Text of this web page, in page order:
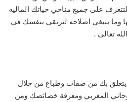
على جميع مناحي حياتك الماليه
وما ينبغي اصلاحه لترتقي بنفسك في
تعالى .
يتعلق بك من صفات وطباع من خلال
المغربي ومعرفة خصائصك ومن